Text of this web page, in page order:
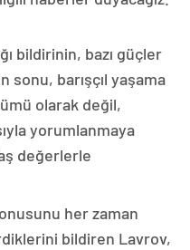
bildirinin, bazı güçler
sonu, barışçıl yaşama
olarak değil,
yorumlanmaya
değerlerle
her zaman
bildiren Lavrov,